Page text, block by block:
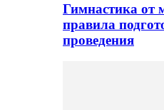
Гимнастика от
правила
проведения